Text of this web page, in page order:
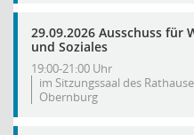
29.09.2026 Ausschuss für
und Soziales
19:00-21:00 Uhr
im Sitzungssaal des
Obernburg